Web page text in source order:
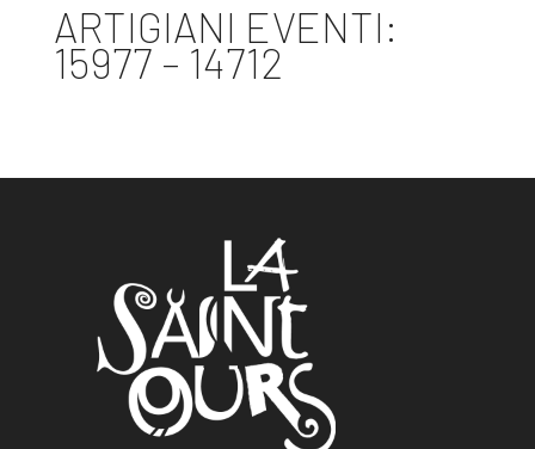
ARTIGIANI EVENTI:
15977 – 14712